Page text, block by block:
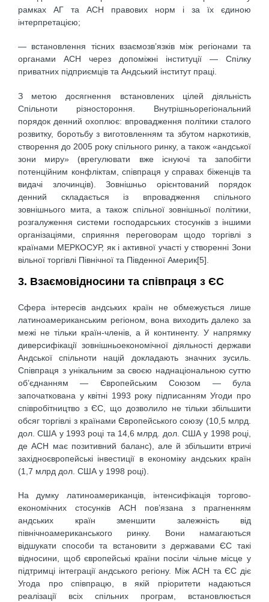
рамках АГ та АСН правових норм і за їх єдиною
інтерпретацією;
— встановлення тісних взаємозв’язків між регіонами та
органами АСН через допоміжні інституції — Спілку
приватних підприємців та Андський інститут праці.
З метою досягнення встановлених цілей діяльність
Спільноти різностороння. Внутрішньорегіональний
порядок денний охоплює: впровадження політики сталого
розвитку, боротьбу з виготовленням та збутом наркотиків,
створення до 2005 року спільного ринку, а також «андської
зони миру» (врегулювати вже існуючі та запобігти
потенційним конфліктам, співпраця у справах біженців та
видачі злочинців). Зовнішньо орієнтований порядок
денний складається із впровадження спільного
зовнішнього мита, а також спільної зовнішньої політики,
розгалуження системи господарських стосунків з іншими
організаціями, сприяння переговорам щодо торгівлі з
країнами МЕРКОСУР, як і активної участі у створенні Зони
вільної торгівлі Північної та Південної Америк[5].
3. Взаємовідносини та співпраця з ЄС
Сфера інтересів андських країн не обмежується лише
латиноамериканським регіоном, вона виходить далеко за
межі не тільки країн-членів, а й континенту. У напрямку
диверсифікації зовнішньоекономічної діяльності держави
Андської спільноти націй докладають значних зусиль.
Співпраця з унікальним за своєю наднаціональною суттю
об’єднанням — Європейським Союзом — була
започаткована у квітні 1993 року підписанням Угоди про
співробітництво з ЄС, що дозволило не тільки збільшити
обсяг торгівлі з країнами Європейського союзу (10,5 млрд.
дол. США у 1993 році та 14,6 млрд. дол. США у 1998 році,
де АСН має позитивний баланс), але й збільшити втричі
західноєвропейські інвестиції в економіку андських країн
(1,7 млрд дол. США у 1998 році).
На думку латиноамериканців, інтенсифікація торгово-
економічних стосунків АСН пов’язана з прагненням
андських країн зменшити залежність від
північноамериканського ринку. Вони намагаються
відшукати способи та встановити з державами ЄС такі
відносини, щоб європейські країни посіли чільне місце у
підтримці інтеграції андського регіону. Між АСН та ЄС діє
Угода про співпрацю, в якій пріоритети надаються
реалізації всіх спільних програм, встановлюється